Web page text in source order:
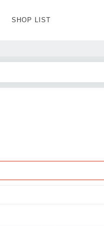
BOTTOMSSKIRT
SHOP LIST